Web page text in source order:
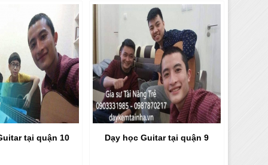
tại quận 10 Dạy học Guitar tại quận 9